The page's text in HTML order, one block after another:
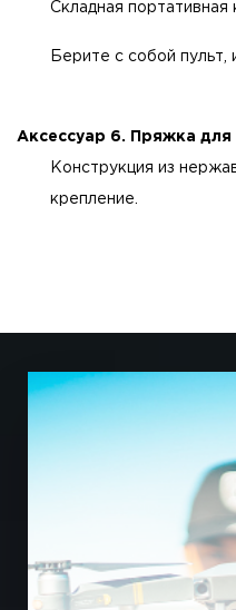
Складная портативная
Берите с собой пульт,
Аксессуар 6. Пряжка для
Конструкция из
крепление.